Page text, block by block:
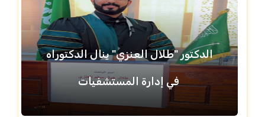
الدكتور "طلال العنزي" ينال الدكتوراه
في إدارة المستشفيات